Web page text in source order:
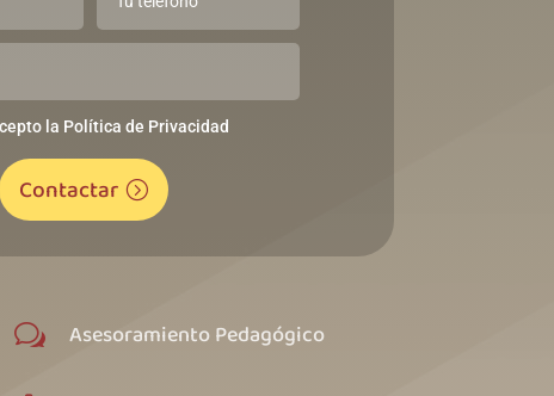
la Política de Privacidad
Contactar
w Asesoramiento Pedagógico